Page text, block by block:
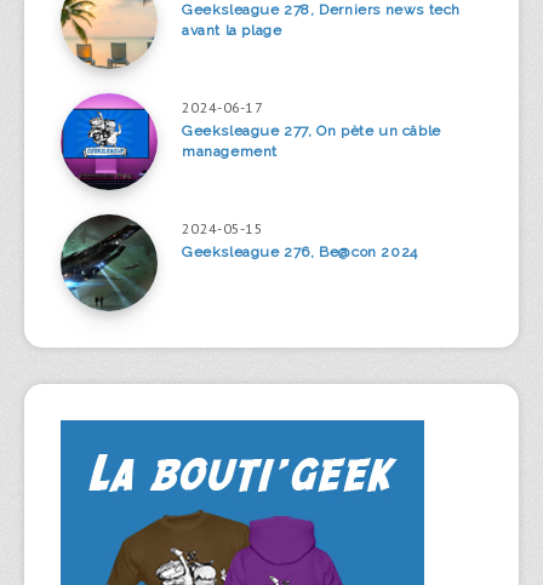
Geeksleague 278, Derniers news tech
avant la plage
2024-06-17
Geeksleague 277, On pète un câble
management
2024-05-15
Geeksleague 276, Be@con 2024